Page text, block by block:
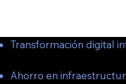
Transformación digital
Ahorro en